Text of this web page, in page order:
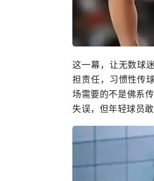
这一幕，让无数球
担责任，习惯性传
场需要的不是佛系
失误，但年轻球员